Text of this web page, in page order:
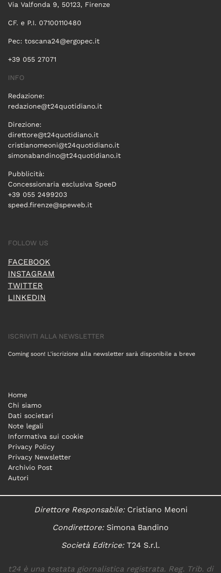
Via Valfonda 9, 50123, Firenze
CF. e P.I. 07100110480
Pec: toscana24@ergopec.it
+39 055 27071
INFO
Redazione:
redazione@t24quotidiano.it
Direzione:
direttore@t24quotidiano.it
cristianomeoni@t24quotidiano.it
simonabandino@t24quotidiano.it
Pubblicità:
Concessionaria esclusiva SpeeD
+39 055 2499203
speed.firenze@speweb.it
FOLLOW US
FACEBOOK
INSTAGRAM
TWITTER
LINKEDIN
ISCRIVITI ALLA NEWSLETTER
Coming soon! L'iscrizione alla newsletter sarà disponibile a breve
Home
Chi siamo
Dati societari
Note legali
Informativa sui cookie
Privacy Policy
Privacy Newsletter
Archivio Post
Autori
Direttore Responsabile:Cristiano Meoni
Condirettore:Simona Bandino
Società Editrice:T24 S.r.l.
t24 è una testata giornalistica registrata. Reg. Trib. di